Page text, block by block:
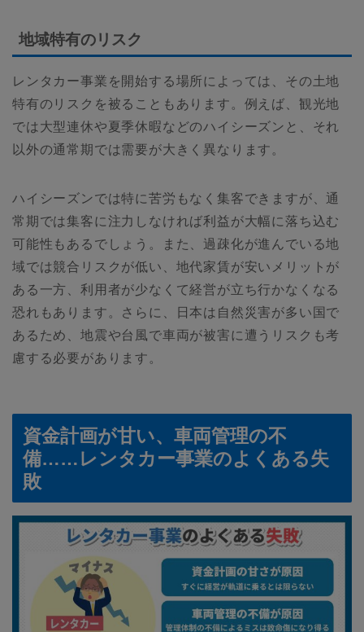
地域特有のリスク
レンタカー事業を開始する場所によっては、その土地
特有のリスクを被ることもあります。例えば、観光地
では大型連休や夏季休暇などのハイシーズンと、それ
以外の通常期では需要が大きく異なります。
ハイシーズンでは特に苦労もなく集客できますが、通
常期では集客に注力しなければ利益が大幅に落ち込む
可能性もあるでしょう。また、過疎化が進んでいる地
域では競合リスクが低い、地代家賃が安いメリットが
ある一方、利用者が少なくて経営が立ち行かなくなる
恐れもあります。さらに、日本は自然災害が多い国で
あるため、地震や台風で車両が被害に遭うリスクも考
慮する必要があります。
資金計画が甘い、車両管理の不
備……レンタカー事業のよくある失
敗